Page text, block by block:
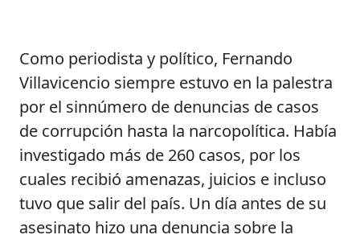
Como periodista y político, Fernando
Villavicencio siempre estuvo en la palestra
por el sinnúmero de denuncias de casos
de corrupción hasta la narcopolítica. Había
investigado más de 260 casos, por los
cuales recibió amenazas, juicios e incluso
tuvo que salir del país. Un día antes de su
asesinato hizo una denuncia sobre la